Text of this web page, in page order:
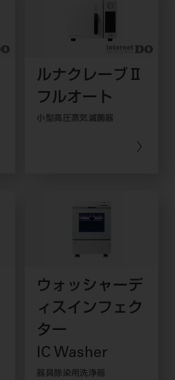
ルナクレーブⅡ
フルオート
小型高圧蒸気滅菌器
ウォッシャーデ
ィスインフェク
ター
IC Washer
器具除染用洗浄器